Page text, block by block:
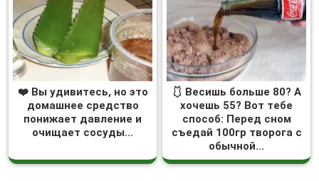
❤️ Вы удивитесь, но это
домашнее средство
понижает давление и
очищает сосуды...
🩱 Весишь больше 80? А
хочешь 55? Вот тебе
способ: Перед сном
съедай 100гр творога с
обычной...